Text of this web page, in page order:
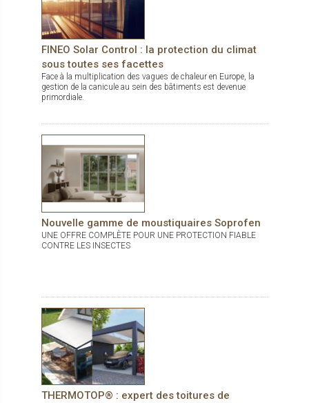
FINEO Solar Control : la protection du climat
sous toutes ses facettes
Face à la multiplication des vagues de chaleur en Europe, la
gestion de la canicule au sein des bâtiments est devenue
primordiale.
Nouvelle gamme de moustiquaires Soprofen
UNE OFFRE COMPLÈTE POUR UNE PROTECTION FIABLE
CONTRE LES INSECTES
THERMOTOP® : expert des toitures de